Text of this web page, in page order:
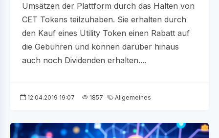
Umsätzen der Plattform durch das Halten von
CET Tokens teilzuhaben. Sie erhalten durch
den Kauf eines Utility Token einen Rabatt auf
die Gebühren und können darüber hinaus
auch noch Dividenden erhalten....
12.04.2019 19:07 1857 Allgemeines